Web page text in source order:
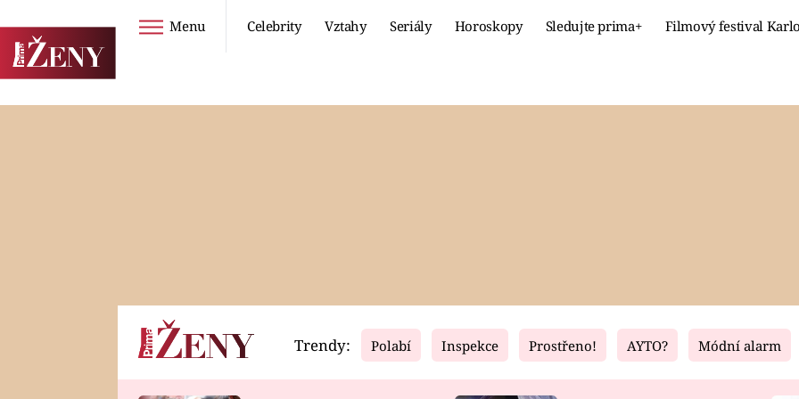
Menu Celebrity Vztahy Seriály Horoskopy Sledujte prima+ Filmový festival
Horoskopy Video Fresh Living
Trendy: Polabí Inspekce Prostřeno! AYTO? Módní alarm